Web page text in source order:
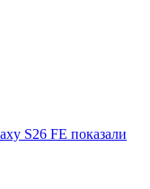
S26 FE показали